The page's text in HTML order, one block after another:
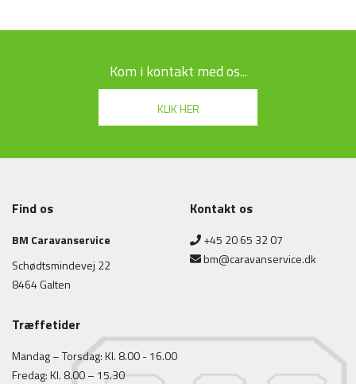
Kom i kontakt med os...
KLIK HER
ringe til os på telefonnummeret i bunden af siden.
Find os
BM Caravanservice
Schødtsmindevej 22
8464 Galten
Kontakt os
+45 20 65 32 07
bm@caravanservice.dk
Træffetider
Mandag – Torsdag: Kl. 8.00 - 16.00
Fredag: Kl. 8.00 – 15.30